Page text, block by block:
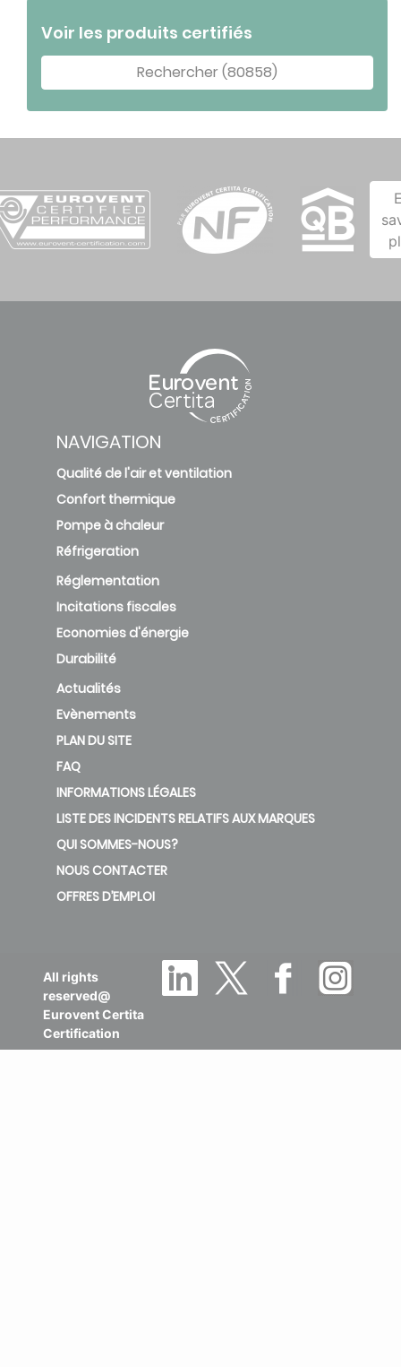
Voir les produits certifiés
Rechercher (80858)
NAVIGATION
Qualité de l'air et ventilation
Confort thermique
Pompe à chaleur
Réfrigeration
Réglementation
Incitations fiscales
Economies d'énergie
Durabilité
Actualités
Evènements
PLAN DU SITE
FAQ
INFORMATIONS LÉGALES
LISTE DES INCIDENTS RELATIFS AUX MARQUES
QUI SOMMES-NOUS?
NOUS CONTACTER
OFFRES D’EMPLOI
All rights
reserved@
Eurovent Certita
Certification